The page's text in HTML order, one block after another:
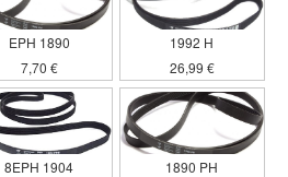
EPH 1890
7,70 €
1992 H
26,99 €
8EPH 1904
1890 PH